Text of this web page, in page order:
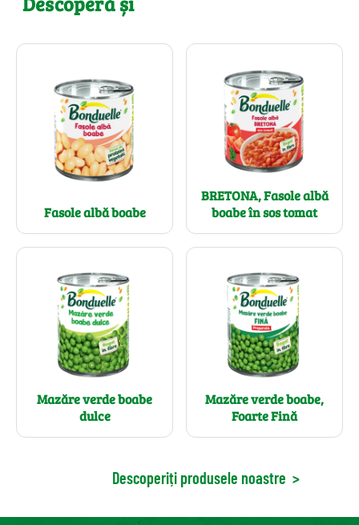
Fasole albă boabe
BRETONA, Fasole albă
boabe în sos tomat
Mazăre verde boabe
dulce
Mazăre verde boabe,
Foarte Fină
Descoperiți produsele noastre >